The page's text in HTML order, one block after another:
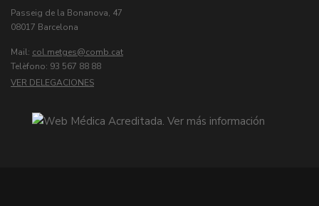
Passeig de la Bonanova, 47
08017 Barcelona
Mail: col.metges
Telèfono: 93 567 88 88
VER DELEGACIONES